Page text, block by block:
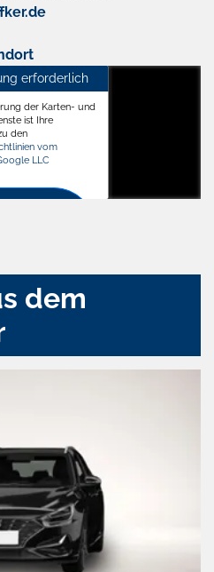
erforderlich
der Karten- und
ist Ihre
den
vom
LLC
dem